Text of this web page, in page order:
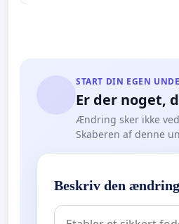
START DIN EGEN
Er der noget,
Ændring sker ikke
Skaberen af denne
Beskriv den